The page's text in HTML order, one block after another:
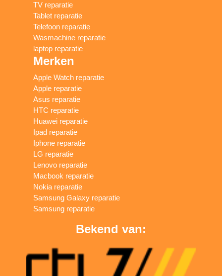
TV reparatie
Tablet reparatie
Telefoon reparatie
Wasmachine reparatie
laptop reparatie
Merken
Apple Watch reparatie
Apple reparatie
Asus reparatie
HTC reparatie
Huawei reparatie
Ipad reparatie
Iphone reparatie
LG reparatie
Lenovo reparatie
Macbook reparatie
Nokia reparatie
Samsung Galaxy reparatie
Samsung reparatie
Bekend van: